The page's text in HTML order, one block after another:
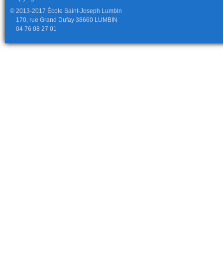
© 2013-2017 École Saint-Joseph Lumbin
170, rue Grand Dufay 38660 LUMBIN
04 76 08 27 01